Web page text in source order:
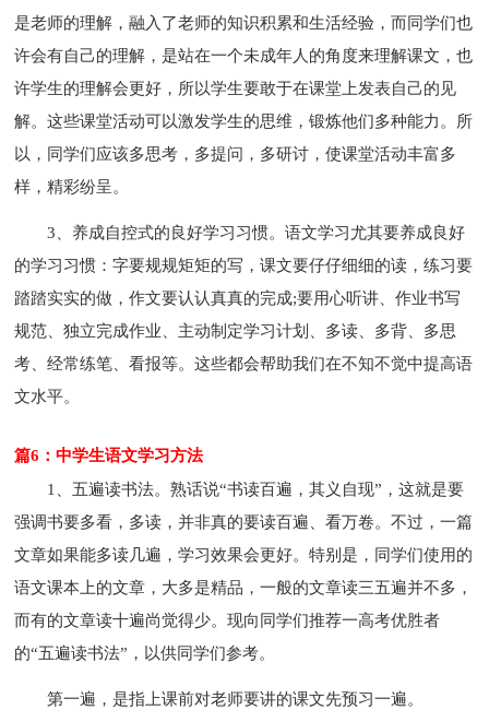
是老师的理解，融入了老师的知识积累和生活经验，而同学们也
许会有自己的理解，是站在一个未成年人的角度来理解课文，也
许学生的理解会更好，所以学生要敢于在课堂上发表自己的见
解。这些课堂活动可以激发学生的思维，锻炼他们多种能力。所
以，同学们应该多思考，多提问，多研讨，使课堂活动丰富多
样，精彩纷呈。
3、养成自控式的良好学习习惯。语文学习尤其要养成良好
的学习习惯：字要规规矩矩的写，课文要仔仔细细的读，练习要
踏踏实实的做，作文要认认真真的完成;要用心听讲、作业书写
规范、独立完成作业、主动制定学习计划、多读、多背、多思
考、经常练笔、看报等。这些都会帮助我们在不知不觉中提高语
文水平。
篇6：中学生语文学习方法
1、五遍读书法。熟话说“书读百遍，其义自现”，这就是要
强调书要多看，多读，并非真的要读百遍、看万卷。不过，一篇
文章如果能多读几遍，学习效果会更好。特别是，同学们使用的
语文课本上的文章，大多是精品，一般的文章读三五遍并不多，
而有的文章读十遍尚觉得少。现向同学们推荐一高考优胜者
的“五遍读书法”，以供同学们参考。
第一遍，是指上课前对老师要讲的课文先预习一遍。